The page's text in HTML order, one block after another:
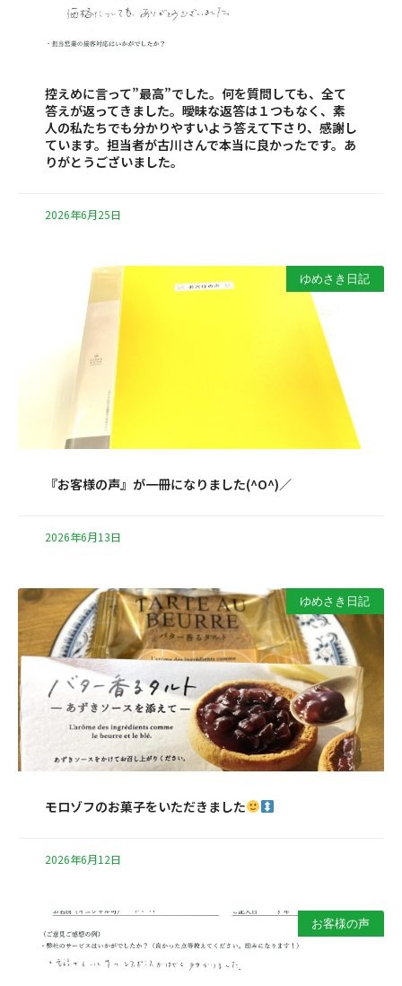
控えめに言って”最高”でした。何を質問しても、全て
答えが返ってきました。曖昧な返答は１つもなく、素
人の私たちでも分かりやすいよう答えて下さり、感謝し
ています。担当者が古川さんで本当に良かったです。あ
りがとうございました。
2026年6月25日
ゆめさき日記
『お客様の声』が一冊になりました(^O^)／
2026年6月13日
ゆめさき日記
モロゾフのお菓子をいただきました
2026年6月12日
お客様の声